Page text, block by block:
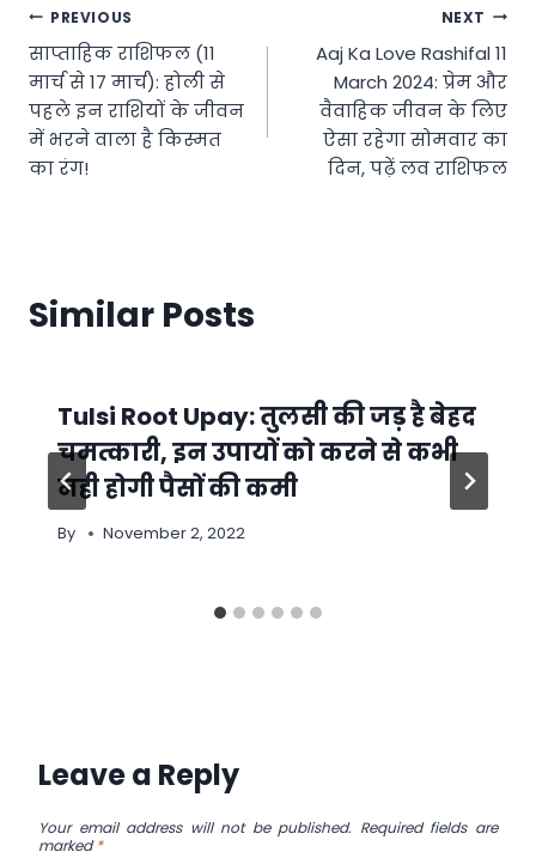
Post
navigation
PREVIOUS
साप्ताहिक राशिफल (11
मार्च से 17 मार्च): होली से
पहले इन राशियों के जीवन
में भरने वाला है किस्मत
का रंग!
NEXT
Aaj Ka Love Rashifal 11
March 2024: प्रेम और
वैवाहिक जीवन के लिए
ऐसा रहेगा सोमवार का
दिन, पढ़ें लव राशिफल
Similar Posts
Tulsi Root Upay: तुलसी की जड़ है बेहद
चमत्कारी, इन उपायों को करने से कभी
नही होगी पैसों की कमी
By November 2, 2022
Leave a Reply
Your email address will not be published. Required fields are
marked*